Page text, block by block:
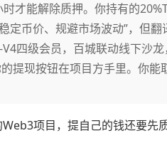
才能解除质押。你持有的
定币价、规避市场波动”，但
V4四级会员，百城联动线下
提现按钮在项目方手里。你
项目，提自己的钱还要先